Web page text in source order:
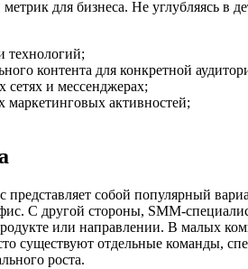
для бизнеса. Не углубляясь
технологий;
контента для конкретной
и мессенджерах;
активностей;
собой популярный
С другой стороны, SMM-
или направлении. В малых
существуют отдельные команды,
роста.